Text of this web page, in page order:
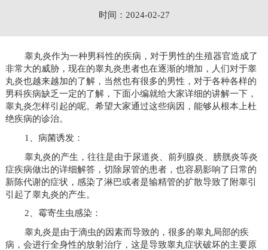
时间：2024-02-27
睾丸炎作为一种男科性的疾病，对于男性的生殖器官造成了
非常大的威胁，现在的睾丸炎患者也在逐渐的增加，人们对于睾
丸炎也越来越加的了解，当然也有很多的男性，对于各种各样的
男科疾病缺乏一定的了解，下面小编就给大家详细的讲解一下，
睾丸炎怎样引起的呢。希望大家通过这些病因，能够从根本上杜
绝疾病的诊治。
1、病菌诱发：
睾丸炎的产生，往往是由于尿道炎、前列腺炎、膀胱炎等炎
症疾病做出的详细解答，切除尿管的患者，也容易影响了日常的
新陈代谢的症状，感染了淋巴或者是输精管的扩散导致了附睾引
引起了睾丸炎的产生。
2、霉寄生虫感染：
睾丸炎是由于滴虫的因素而导致的，很多的睾丸局部的疾
病，会进行全身性的放射治疗，这是导致睾丸症状破坏的主要原